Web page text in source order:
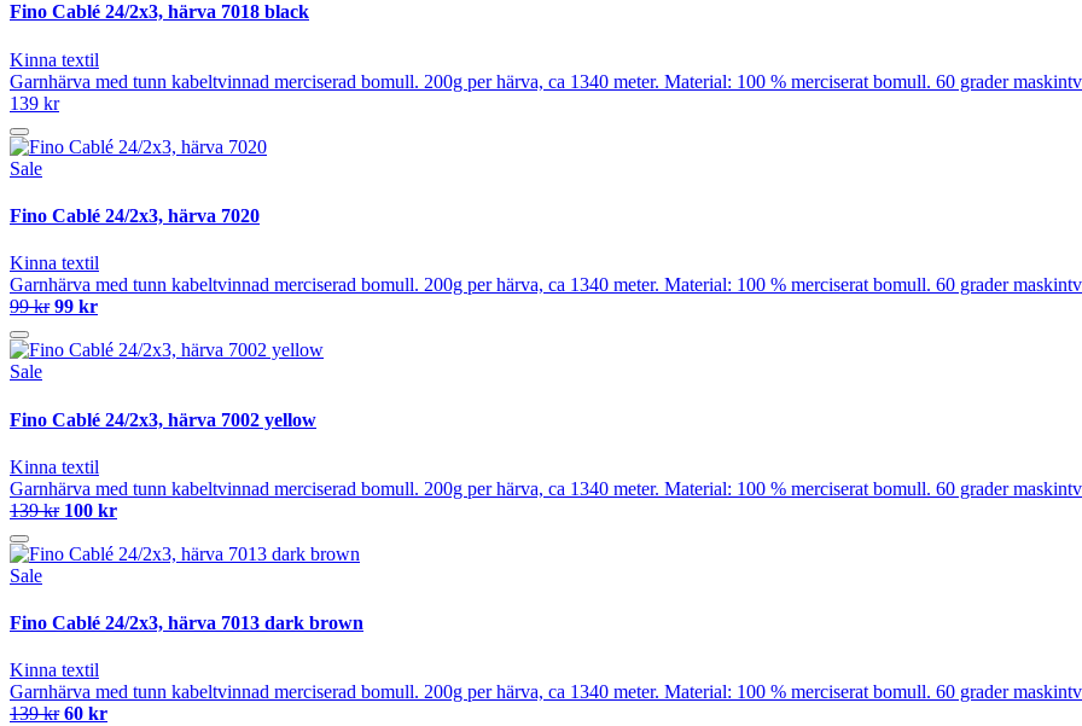
Fino Cablé 24/2x3, härva 7018 black
Kinna textil
Garnhärva med tunn kabeltvinnad merciserad bomull. 200g per härva, ca 1340 meter. Material: 100 % merciserat bomull. 60 grader
139 kr
Sale
Fino Cablé 24/2x3, härva 7020
Kinna textil
Garnhärva med tunn kabeltvinnad merciserad bomull. 200g per härva, ca 1340 meter. Material: 100 % merciserat bomull. 60 grader
99 kr 99 kr
Sale
Fino Cablé 24/2x3, härva 7002 yellow
Kinna textil
Garnhärva med tunn kabeltvinnad merciserad bomull. 200g per härva, ca 1340 meter. Material: 100 % merciserat bomull. 60 grader
139 kr 100 kr
Sale
Fino Cablé 24/2x3, härva 7013 dark brown
Kinna textil
Garnhärva med tunn kabeltvinnad merciserad bomull. 200g per härva, ca 1340 meter. Material: 100 % merciserat bomull. 60 grader
139 kr 60 kr